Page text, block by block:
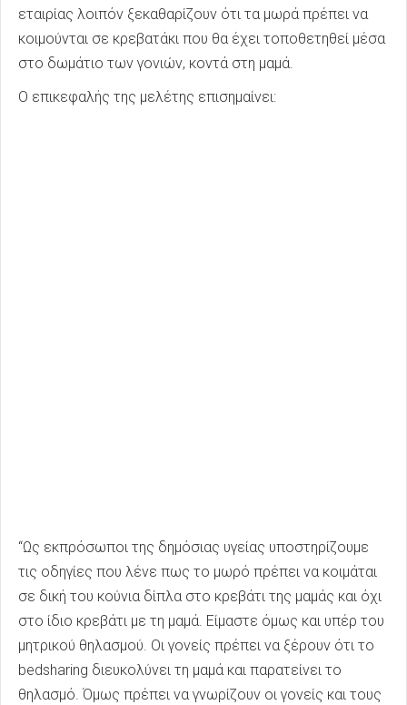
εταιρίας λοιπόν ξεκαθαρίζουν ότι τα μωρά πρέπει να
κοιμούνται σε κρεβατάκι που θα έχει τοποθετηθεί μέσα
στο δωμάτιο των γονιών, κοντά στη μαμά.
Ο επικεφαλής της μελέτης επισημαίνει:
“Ως εκπρόσωποι της δημόσιας υγείας υποστηρίζουμε
τις οδηγίες που λένε πως το μωρό πρέπει να κοιμάται
σε δική του κούνια δίπλα στο κρεβάτι της μαμάς και όχι
στο ίδιο κρεβάτι με τη μαμά. Είμαστε όμως και υπέρ του
μητρικού θηλασμού. Οι γονείς πρέπει να ξέρουν ότι το
bedsharing διευκολύνει τη μαμά και παρατείνει το
θηλασμό. Όμως πρέπει να γνωρίζουν οι γονείς και τους